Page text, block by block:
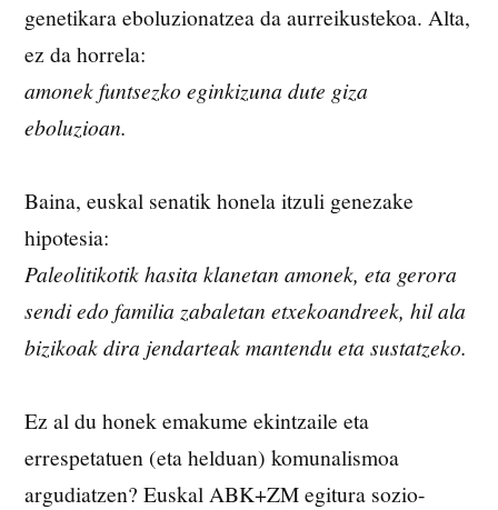
genetikara eboluzionatzea da aurreikustekoa. Alta,
ez da horrela:
amonek funtsezko eginkizuna dute giza
eboluzioan.
Baina, euskal senatik honela itzuli genezake
hipotesia:
Paleolitikotik hasita klanetan amonek, eta gerora
sendi edo familia zabaletan etxekoandreek, hil ala
bizikoak dira jendarteak mantendu eta sustatzeko.
Ez al du honek emakume ekintzaile eta
errespetatuen (eta helduan) komunalismoa
argudiatzen? Euskal ABK+ZM egitura sozio-